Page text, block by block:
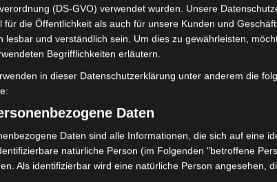
(DS-GVO) verwendet wurden. Unsere
für die Öffentlichkeit als auch für unsere Kunden und
lesbar und verständlich sein. Um dies zu gewährleisten,
Begrifflichkeiten erläutern.
in dieser Datenschutzerklärung unter anderem die
Daten
Daten sind alle Informationen, die sich auf eine
natürliche Person (im Folgenden "betroffene
Als identifizierbar wird eine natürliche Person angesehen,